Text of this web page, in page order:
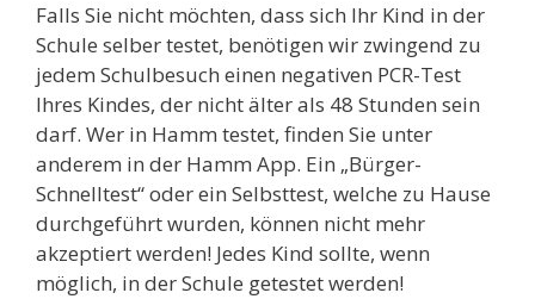
Falls Sie nicht möchten, dass sich Ihr Kind in der
Schule selber testet, benötigen wir zwingend zu
jedem Schulbesuch einen negativen PCR-Test
Ihres Kindes, der nicht älter als 48 Stunden sein
darf. Wer in Hamm testet, finden Sie unter
anderem in der Hamm App. Ein „Bürger-
Schnelltest“ oder ein Selbsttest, welche zu Hause
durchgeführt wurden, können nicht mehr
akzeptiert werden! Jedes Kind sollte, wenn
möglich, in der Schule getestet werden!